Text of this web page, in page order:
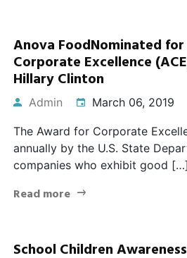
Anova FoodNominated
Corporate Excellence
Hillary Clinton
Admin March 06, 2019
The Award for Corporate
annually by the U.S. State
companies who exhibit good […]
Read more
School Children